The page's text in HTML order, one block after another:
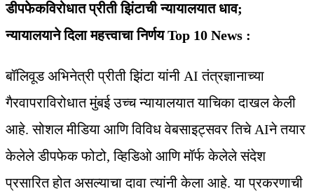
डीपफेकविरोधात प्रीती झिंटाची न्यायालयात धाव;
न्यायालयाने दिला महत्त्वाचा निर्णय Top 10 News :
बॉलिवूड अभिनेत्री प्रीती झिंटा यांनी AI तंत्रज्ञानाच्या
गैरवापराविरोधात मुंबई उच्च न्यायालयात याचिका दाखल केली
आहे. सोशल मीडिया आणि विविध वेबसाइट्सवर तिचे AIने तयार
केलेले डीपफेक फोटो, व्हिडिओ आणि मॉर्फ केलेले संदेश
प्रसारित होत असल्याचा दावा त्यांनी केला आहे. या प्रकरणाची